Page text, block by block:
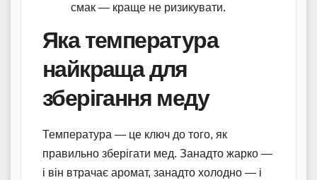
смак — краще не ризикувати.
Яка температура
найкраща для
зберігання меду
Температура — це ключ до того, як
правильно зберігати мед. Занадто жарко —
і він втрачає аромат, занадто холодно — і